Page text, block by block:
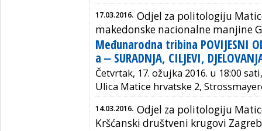
17.03.2016. Odjel za politologiju
makedonske nacionalne manjine
Međunarodna tribina POVIJESNI
a ‒ SURADNJA, CILJEVI,
Četvrtak, 17. ožujka 2016. u 18:00
Ulica Matice hrvatske 2,
14.03.2016. Odjel za politologiju
Kršćanski društveni krugovi Zagreb